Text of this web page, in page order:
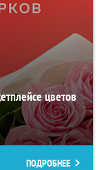
цветов
ПОДРОБНЕЕ